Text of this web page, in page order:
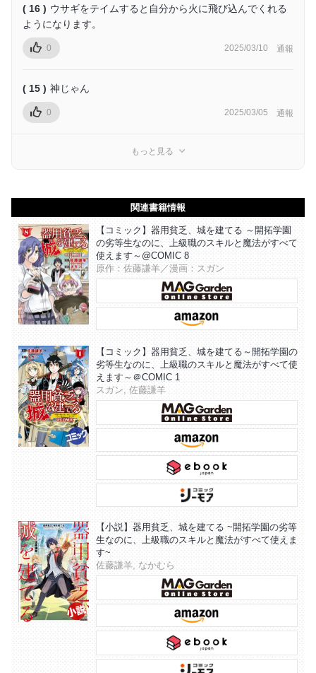
( 16 ) ウサギをテイムすると自分から火に飛び込んでくれる
ようになります。
0 2025/03/10 通報
( 15 ) 神じゃん
0 2025/03/05 通報
もっと見る
関連書籍情報
【コミック】器用貧乏、城を建てる ～開拓学園
の劣等生なのに、上級職のスキルと魔法がすべて
使えます～@COMIC 8
原作：佐藤謙羊／漫画：スガン
【コミック】器用貧乏、城を建てる～開拓学園の
劣等生なのに、上級職のスキルと魔法がすべて使
えます～＠COMIC 1
スガン, 佐藤謙羊
【小説】器用貧乏、城を建てる ~開拓学園の劣等
生なのに、上級職のスキルと魔法がすべて使えま
す~
佐藤謙羊, なかむら